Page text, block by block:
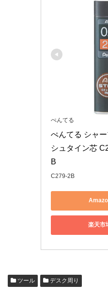
ぺんてる
ぺんてる シャ
シュタイン芯
B
C279-2B
楽天市
ツール デスク周り